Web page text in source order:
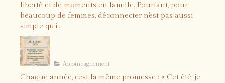
liberté et de moments en famille. Pourtant, pour
beaucoup de femmes, déconnecter n'est pas aussi
simple qu'i...
Accompagnement
Chaque année, c'est la même promesse : « Cet été, je